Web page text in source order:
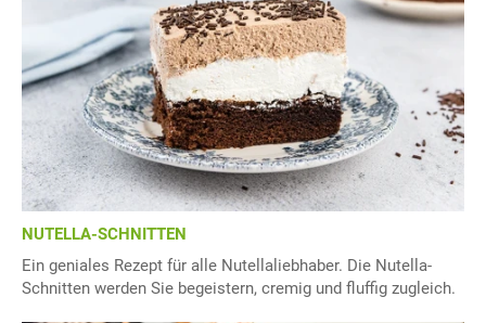
NUTELLA-SCHNITTEN
Ein geniales Rezept für alle Nutellaliebhaber. Die Nutella-
Schnitten werden Sie begeistern, cremig und fluffig zugleich.